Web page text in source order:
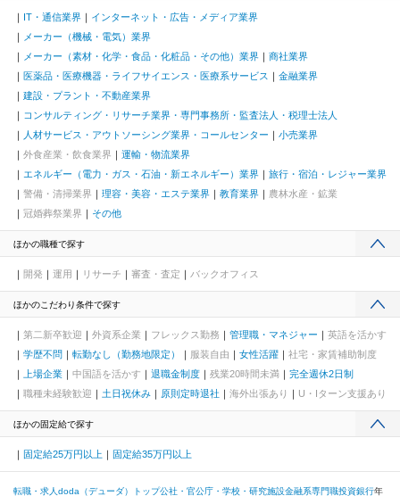
IT・通信業界
インターネット・広告・メディア業界
メーカー（機械・電気）業界
メーカー（素材・化学・食品・化粧品・その他）業界
商社業界
医薬品・医療機器・ライフサイエンス・医療系サービス
金融業界
建設・プラント・不動産業界
コンサルティング・リサーチ業界・専門事務所・監査法人・税理士法人
人材サービス・アウトソーシング業界・コールセンター
小売業界
外食産業・飲食業界
運輸・物流業界
エネルギー（電力・ガス・石油・新エネルギー）業界
旅行・宿泊・レジャー業界
警備・清掃業界
理容・美容・エステ業界 教育業界
農林水産・鉱業
冠婚葬祭業界
その他
ほかの職種で探す
開発 運用 リサーチ 審査・査定 バックオフィス
ほかのこだわり条件で探す
第二新卒歓迎 外資系企業 フレックス勤務 管理職・マネジャー
英語を活かす
学歴不問
転勤なし（勤務地限定） 服装自由 女性活躍
社宅・家賃補助制度
上場企業
中国語を活かす 退職金制度 残業20時間未満
完全週休2日制
職種未経験歓迎
土日祝休み 原則定時退社 海外出張あり U・Iターン支援あり
ほかの固定給で探す
固定給25万円以上 固定給35万円以上
転職・求人doda（デューダ）トップ公社・官公庁・学校・研究施設金融系専門職投資銀行年